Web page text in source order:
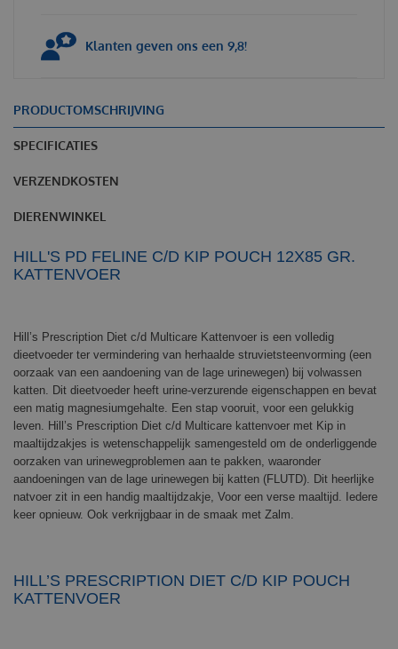
Klanten geven ons een 9,8!
PRODUCTOMSCHRIJVING
SPECIFICATIES
VERZENDKOSTEN
DIERENWINKEL
HILL'S PD FELINE C/D KIP POUCH 12X85 GR.
KATTENVOER
Hill’s Prescription Diet c/d Multicare Kattenvoer is een volledig
dieetvoeder ter vermindering van herhaalde struvietsteenvorming (een
oorzaak van een aandoening van de lage urinewegen) bij volwassen
katten. Dit dieetvoeder heeft urine-verzurende eigenschappen en bevat
een matig magnesiumgehalte. Een stap vooruit, voor een gelukkig
leven. Hill’s Prescription Diet c/d Multicare kattenvoer met Kip in
maaltijdzakjes is wetenschappelijk samengesteld om de onderliggende
oorzaken van urinewegproblemen aan te pakken, waaronder
aandoeningen van de lage urinewegen bij katten (FLUTD). Dit heerlijke
natvoer zit in een handig maaltijdzakje, Voor een verse maaltijd. Iedere
keer opnieuw. Ook verkrijgbaar in de smaak met Zalm.
HILL’S PRESCRIPTION DIET C/D KIP POUCH
KATTENVOER